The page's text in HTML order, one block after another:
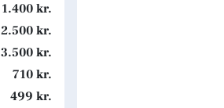
1.400 kr.
2.500 kr.
3.500 kr.
710 kr.
499 kr.